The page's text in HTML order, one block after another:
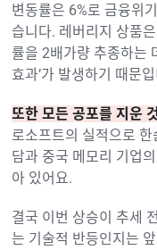
변동률은 6%로 금융위
습니다. 레버리지 상품
률을 2배가량 추종하는
효과’가 발생하기 때문
또한 모든 공포를 지운
로소프트의 실적으로
담과 중국 메모리 기업
아 있어요.
결국 이번 상승이 추세
는 기술적 반등인지는